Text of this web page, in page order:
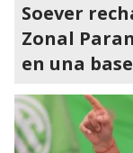
Soever
Zonal
en una